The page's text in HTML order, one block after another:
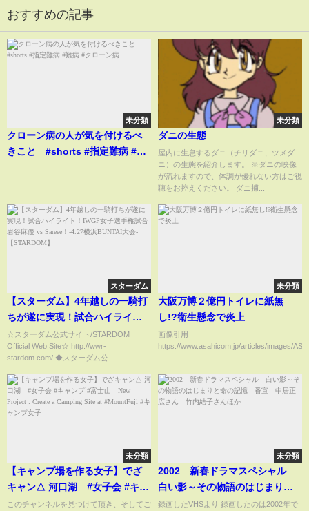
おすすめの記事
未分類
クローン病の人が気を付けるべ
きこと #shorts #指定難病 #難
未分類
ダニの生態
屋内に生息するダニ（チリダニ、ツメダ
ニ）の生態を紹介します。 ※ダニの映像
が流れますので、体調が優れない方はご視
聴をお控えください。 ダニ捕...
スターダム
【スターダム】4年越しの一騎打
ちが遂に実現！試合ハイライ
ト！IWGP女子選手権試合 岩谷麻
優 vs Sareee！-4.27横浜
BUNTAI大会-【STARDOM】
☆スターダム公式サイト/STARDOM
Official Web Site☆ http://wwr-
stardom.com/ ◆スターダム公...
未分類
大阪万博２億円トイレに紙無
し!?衛生懸念で炎上
画像引用
https://www.asahicom.jp/articles/images/
未分類
【キャンプ場を作る女子】でざ
キャン△ 河口湖 #女子会 #キャ
ンプ #富士山 New Project :
このチャンネルを見つけて頂き、そしてご
未分類
2002 新春ドラマスペシャル
白い影～その物語のはじまりと
命の記憶 番宣 中居正広さ
録画したVHSより 録画したのは2002年で